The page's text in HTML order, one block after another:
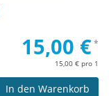
15,00 €*
15,00 € pro 1
In den Warenkorb